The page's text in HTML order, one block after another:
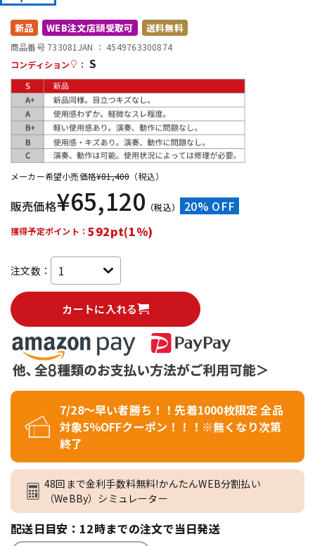
配信/ライブ機器
中古 ヴィンテージ
新品 WEB注文店頭受取可 送料無料
商品番号 733081 JAN ： 4549763300874
コンディション
： S
メーカー希望小売価格¥81,400 （税込）
販売価格¥65,120 （税込） 20% OFF
獲得予定ポイント： 592pt(1%)
注文数：
カートに入れる
7/28～早い者勝ち！！先着1000枚限定 全品
対象5％OFFクーポン！！！※無くなり次第
終了
48回まで金利手数料無料!かんたんWEB分割払い
（WeBBy）シミュレーター
配送日目安：12時までの注文で当日発送